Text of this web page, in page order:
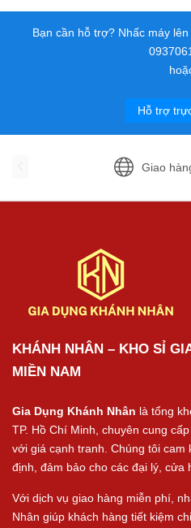
Bạn cần hỗ trợ? Nhấc máy
Hỗ trợ
Giao
KHÁNH NHÂN – KHO SỈ
MIỀN NAM
Gia Dụng Khánh Nhân là tổng
TP. Hồ Chí Minh, chuyên cung
với giá cạnh tranh. Chúng tôi cam
định, đảm bảo cho các đại lý, cửa
Với dịch vụ giao hàng miễn phí,
Nhân giúp khách hàng tiết kiệm